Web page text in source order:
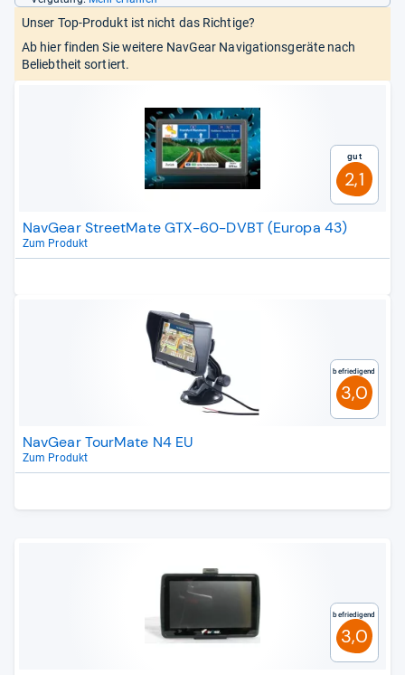
Unser Top-Produkt ist nicht das Richtige?
Ab hier finden Sie weitere NavGear Navigationsgeräte nach
Beliebtheit sortiert.
Gut
2,1
NavGear StreetMate GTX-60-DVBT (Europa 43)
Zum Produkt
Befriedigend
3,0
NavGear TourMate N4 EU
Zum Produkt
Befriedigend
3,0